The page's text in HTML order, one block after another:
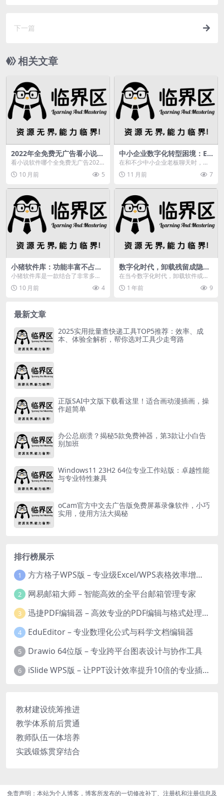
下一篇
相关文章
2022年全免费无广告看小说软
件推荐，这两款你用过吗？
看小说软件哪个全免费无广告202
2，喜欢看小说但是又不想花钱，而
且还不愿意看广告...
10 月前 5
中小企业数字化转型困境：ER
P选型与落地之痛，何去何
从？
在和不少中小企业老板聊天时，经
常听到类似的抱怨：“我们也不是不
想上ERP，但每次...
11 月前 7
小猪软件库：功能丰富不占内
存，轻松找软件游戏还能免费
下歌
小猪软件库是一款结合了非常多使
用小工具和下载资源的软件，该软
件根本不占内存，但是...
10 月前 4
数字化时代，卸载残留成隐
患？用清理大师来解决
在当今数字化时代，卸载软件或应
用程序后，残留的文件、注册表项
和其他相关数据往往成...
1 年前 9
最新文章
2025实用批量查快递工具TOP5推荐：效率、成
本、体验全解析，帮你选对工具少走弯路
正版SAI中文版下载看这里！适合画动漫插画，操
作超简单
办公总崩溃？揭秘5款免费神器，第3款让小白告
别加班
Windows11 23H2 64位专业工作站版：卓越性能
与专业特性兼具
oCam官方中文去广告版免费屏幕录像软件，小巧
实用，使用方法大揭秘
排行榜展示
1 方方格子WPS版 – 专业级Excel/WPS表格效率增强插件
2 网易邮箱大师 – 智能高效的全平台邮箱管理专家
3 迅捷PDF编辑器 – 高效专业的PDF编辑与格式处理工具
4 EduEditor – 专业数理化公式与科学文档编辑器
5 Drawio 64位版 – 专业跨平台图表设计与协作工具
6 iSlide WPS版 – 让PPT设计效率提升10倍的专业插件
教材建设统筹推进
教学体系前后贯通
教师队伍一体培养
实践锻炼贯穿结合
免责声明：本站为个人博客，博客所发布的一切修改补丁、注册机和注册信息及